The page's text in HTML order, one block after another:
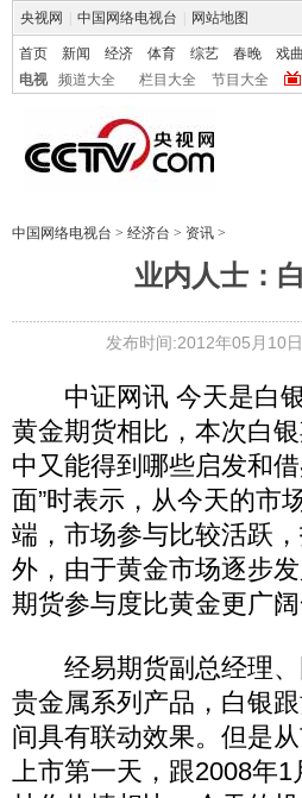
央视网 中国网络电视台 网站地图
首页 新闻 经济 体育 综艺 春晚 戏曲
电视
频道大全 栏目大全 节目大全
中国网络电视台 > 经济台 > 资讯 >
业内人士：
发布时间:2012年05月10
中证网讯 今天是白银
黄金期货相比，本次白
中又能得到哪些启发和
面”时表示，从今天的市
端，市场参与比较活跃
外，由于黄金市场逐步
期货参与度比黄金更广阔
经易期货副总经理、
贵金属系列产品，白银
间具有联动效果。但是
上市第一天，跟2008年